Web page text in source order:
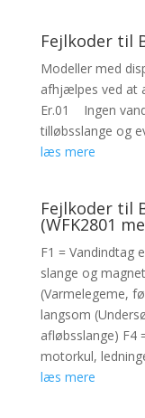
Fejlkoder til
Modeller med
afhjælpes ved at
Er.01 Ingen
tilløbsslange og
læs mere
Fejlkoder til
(WFK2801
F1 = Vandindtag
slange og
(Varmelegeme,
langsom
afløbsslange) F4
motorkul,
læs mere